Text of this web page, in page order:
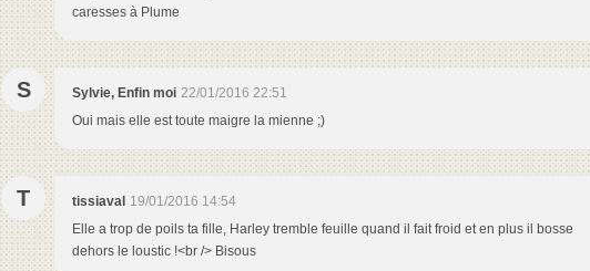
caresses à Plume
S Sylvie, Enfin moi 22/01/2016 22:51
Oui mais elle est toute maigre la mienne ;)
T tissiaval 19/01/2016 14:54
Elle a trop de poils ta fille, Harley tremble feuille quand il fait froid et en plus il bosse
dehors le loustic !<br /> Bisous